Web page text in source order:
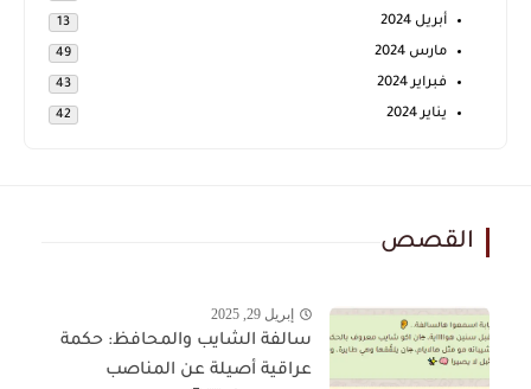
أبريل 2024 13
مارس 2024 49
فبراير 2024 43
يناير 2024 42
القصص
إبريل 29, 2025
سالفة الشايب والمحافظ: حكمة
عراقية أصيلة عن المناصب